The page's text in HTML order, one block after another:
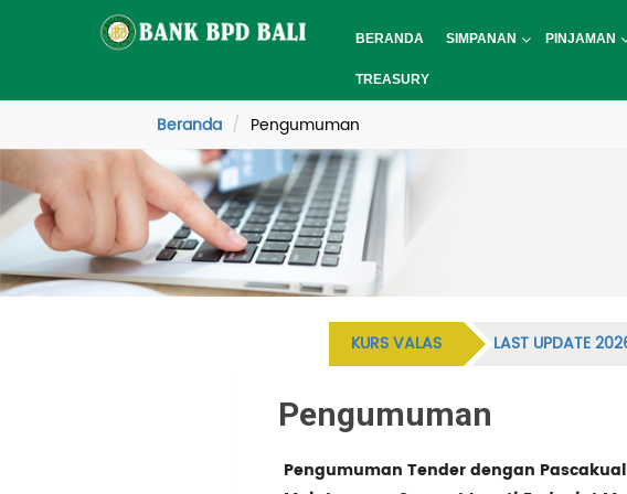
BERANDA SIMPANAN PINJAMAN
TREASURY
Beranda Pengumuman
KURS VALAS LAST UPDATE
Pengumuman
Pengumuman Tender dengan